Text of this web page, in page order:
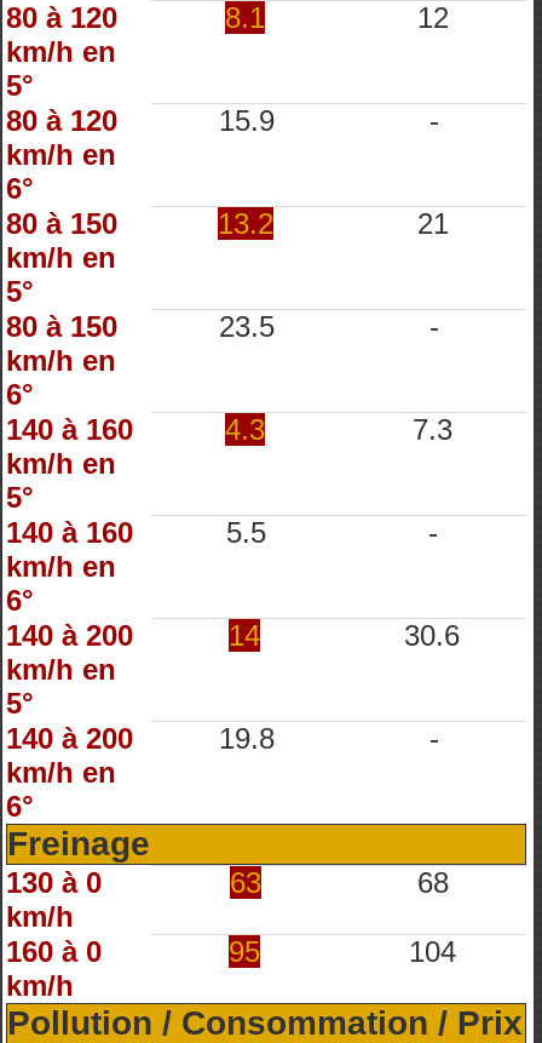
80 à 120
km/h en
5°
8.1 12
80 à 120
km/h en
6°
15.9 -
80 à 150
km/h en
5°
13.2 21
80 à 150
km/h en
6°
23.5 -
140 à 160
km/h en
5°
4.3 7.3
140 à 160
km/h en
6°
5.5 -
140 à 200
km/h en
5°
14 30.6
140 à 200
km/h en
6°
19.8 -
Freinage
130 à 0
km/h
63 68
160 à 0
km/h
95 104
Pollution / Consommation / Prix